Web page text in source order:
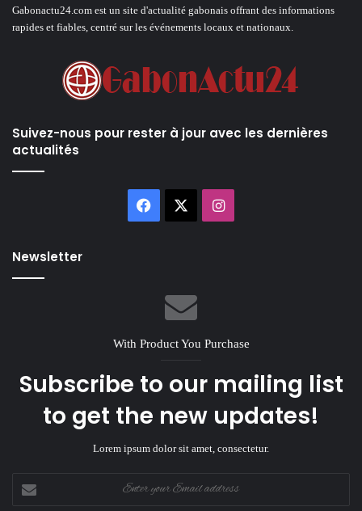
Gabonactu24.com est un site d'actualité gabonais offrant des informations
rapides et fiables, centré sur les événements locaux et nationaux.
Suivez-nous pour rester à jour avec les dernières
actualités
Facebook Instagram
Newsletter
With Product You Purchase
Subscribe to our mailing list
to get the new updates!
Lorem ipsum dolor sit amet, consectetur.
your